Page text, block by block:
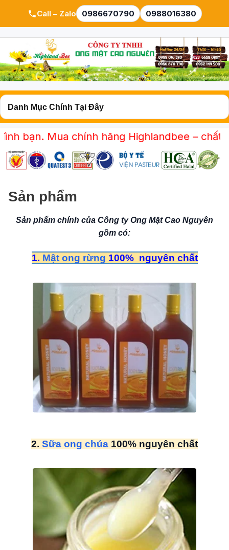
Call – Zalo 0986670790 0988016380
Mua chính hãng Highlandbee – chất lượng
Sản phẩm
Sản phẩm chính của Công ty Ong Mật Cao Nguyên
gồm có:
1. Mật ong rừng 100% nguyên chất
2. Sữa ong chúa 100% nguyên chất